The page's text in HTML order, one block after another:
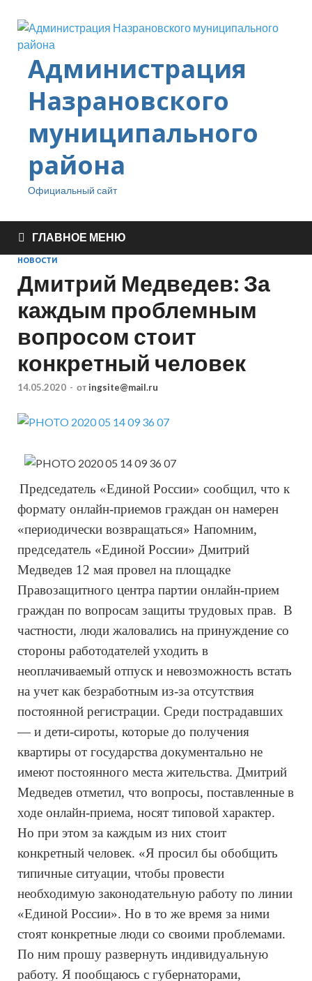
Администрация
Назрановского
муниципального
района
Официальный сайт
ГЛАВНОЕ МЕНЮ
НОВОСТИ
Дмитрий Медведев: За
каждым проблемным
вопросом стоит
конкретный человек
14.05.2020 - от ingsite@mail.ru
Председатель «Единой России» сообщил, что к
формату онлайн-приемов граждан он намерен
«периодически возвращаться» Напомним,
председатель «Единой России» Дмитрий
Медведев 12 мая провел на площадке
Правозащитного центра партии онлайн-прием
граждан по вопросам защиты трудовых прав. В
частности, люди жаловались на принуждение со
стороны работодателей уходить в
неоплачиваемый отпуск и невозможность встать
на учет как безработным из-за отсутствия
постоянной регистрации. Среди пострадавших
— и дети-сироты, которые до получения
квартиры от государства документально не
имеют постоянного места жительства. Дмитрий
Медведев отметил, что вопросы, поставленные в
ходе онлайн-приема, носят типовой характер.
Но при этом за каждым из них стоит
конкретный человек. «Я просил бы обобщить
типичные ситуации, чтобы провести
необходимую законодательную работу по линии
«Единой России». Но в то же время за ними
стоят конкретные люди со своими проблемами.
По ним прошу развернуть индивидуальную
работу. Я пообщаюсь с губернаторами,